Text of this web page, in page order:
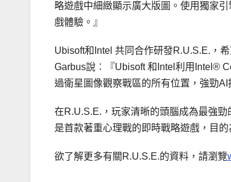
略遊戲中細緻顯示廣大版圖。使用獨家
戲體驗。』
Ubisoft和Intel 共同合作研發R.U.S.E.，
Garbus說︰『Ubisoft 和Intel利用Intel®
過衛星圖像觀察戰區的所有位置，強勁
在R.U.S.E.，玩家清晰的頭腦成為最強
是首款著重心理戰的即時戰略遊戲，目
欲了解更多有關R.U.S.E.的資料，請瀏覽